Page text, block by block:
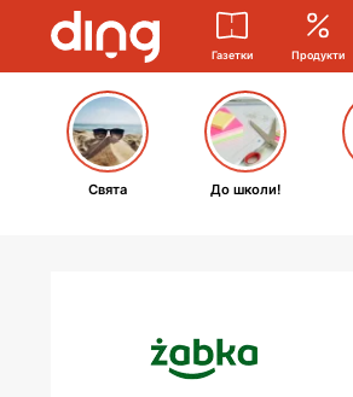
Газетки Продукти
Свята До школи!